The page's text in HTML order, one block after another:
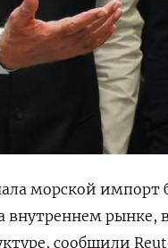
морской
внутреннем рынке,
сообщили